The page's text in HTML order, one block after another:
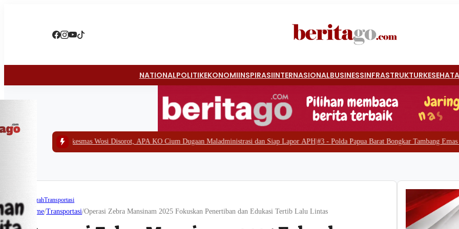
NATIONALPOLITIKEKONOMIINSPIRASIINTERNASIONALBUSINESSINFRASTRUKTUR
Wosi Disorot, APA KO Cium Dugaan Maladministrasi dan Siap Lapor APH #3 -Polda Papua Barat Bongkar Tambang Emas Ilegal di Waserawi,
DaerahTransportasi
Home/Transportasi/Operasi Zebra Mansinam 2025 Fokuskan Penertiban dan Edukasi Tertib Lalu Lintas